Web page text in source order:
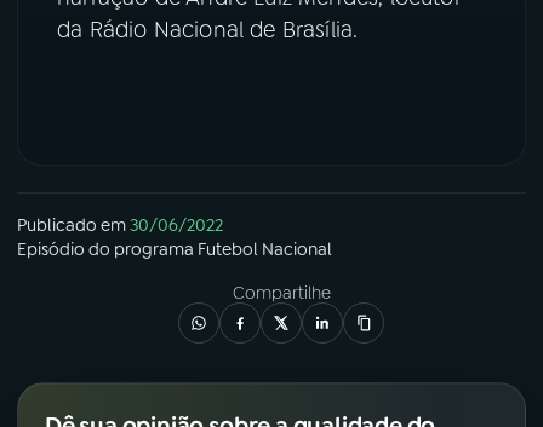
da Rádio Nacional de Brasília.
Publicado em30/06/2022
Episódio do programa Futebol Nacional
Compartilhe